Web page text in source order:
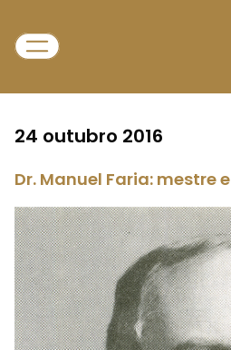
24 outubro 2016
Dr. Manuel Faria: mestre